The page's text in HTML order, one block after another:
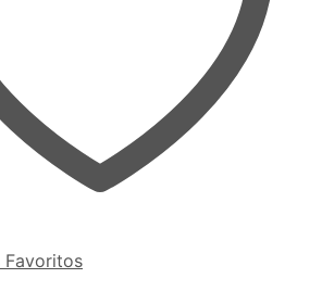
Favoritos